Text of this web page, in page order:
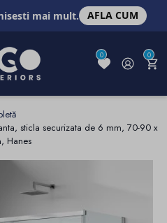
mai mult. AFLA CUM
0 0
sticla securizata de 6 mm, 70-90 x
Hanes